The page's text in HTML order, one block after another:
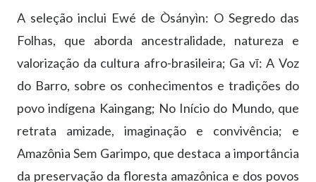
A seleção inclui Ewé de Òsányìn: O Segredo das
Folhas, que aborda ancestralidade, natureza e
valorização da cultura afro-brasileira; Ga vī: A Voz
do Barro, sobre os conhecimentos e tradições do
povo indígena Kaingang; No Início do Mundo, que
retrata amizade, imaginação e convivência; e
Amazônia Sem Garimpo, que destaca a importância
da preservação da floresta amazônica e dos povos